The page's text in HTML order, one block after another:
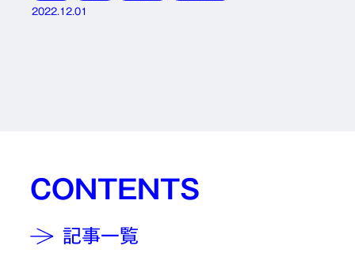
2022.12.01
CONTENTS
記事一覧